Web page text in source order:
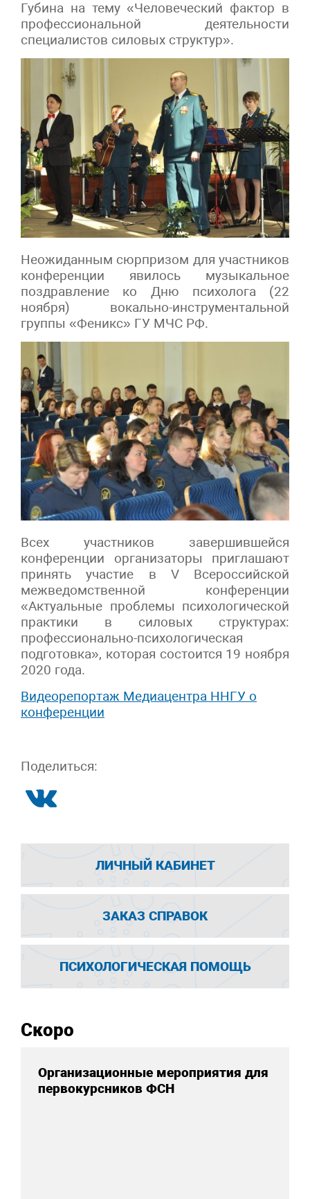
Губина на тему «Человеческий фактор в
профессиональной деятельности
специалистов силовых структур».
Неожиданным сюрпризом для участников
конференции явилось музыкальное
поздравление ко Дню психолога (22
ноября) вокально-инструментальной
группы «Феникс» ГУ МЧС РФ.
Всех участников завершившейся
конференции организаторы приглашают
принять участие в V Всероссийской
межведомственной конференции
«Актуальные проблемы психологической
практики в силовых структурах:
профессионально-психологическая
подготовка», которая состоится 19 ноября
2020 года.
Видеорепортаж Медиацентра ННГУ о
конференции
Поделиться:
ЛИЧНЫЙ КАБИНЕТ
ЗАКАЗ СПРАВОК
ПСИХОЛОГИЧЕСКАЯ ПОМОЩЬ
Скоро
Организационные мероприятия для
первокурсников ФСН